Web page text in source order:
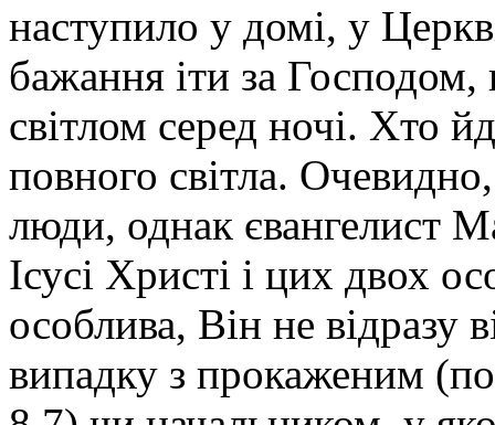
наступило у домі, у
бажання іти за
світлом серед ночі. Хто
повного світла.
люди, однак євангелист
Ісусі Христі і цих двох
особлива, Він не відразу
випадку з прокаженим